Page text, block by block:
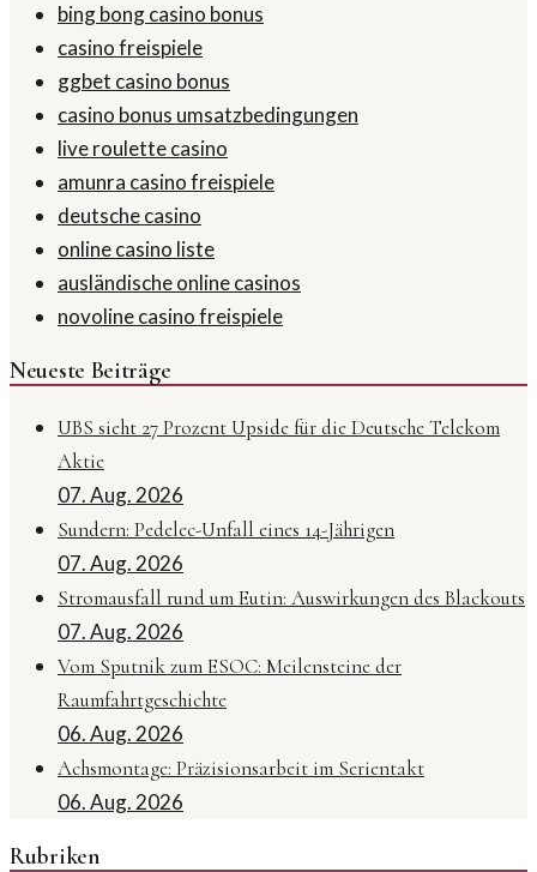
bing bong casino bonus
casino freispiele
ggbet casino bonus
casino bonus umsatzbedingungen
live roulette casino
amunra casino freispiele
deutsche casino
online casino liste
ausländische online casinos
novoline casino freispiele
Neueste Beiträge
UBS sieht 27 Prozent Upside für die Deutsche Telekom
Aktie
07. Aug. 2026
Sundern: Pedelec-Unfall eines 14-Jährigen
07. Aug. 2026
Stromausfall rund um Eutin: Auswirkungen des Blackouts
07. Aug. 2026
Vom Sputnik zum ESOC: Meilensteine der
Raumfahrtgeschichte
06. Aug. 2026
Achsmontage: Präzisionsarbeit im Serientakt
06. Aug. 2026
Rubriken